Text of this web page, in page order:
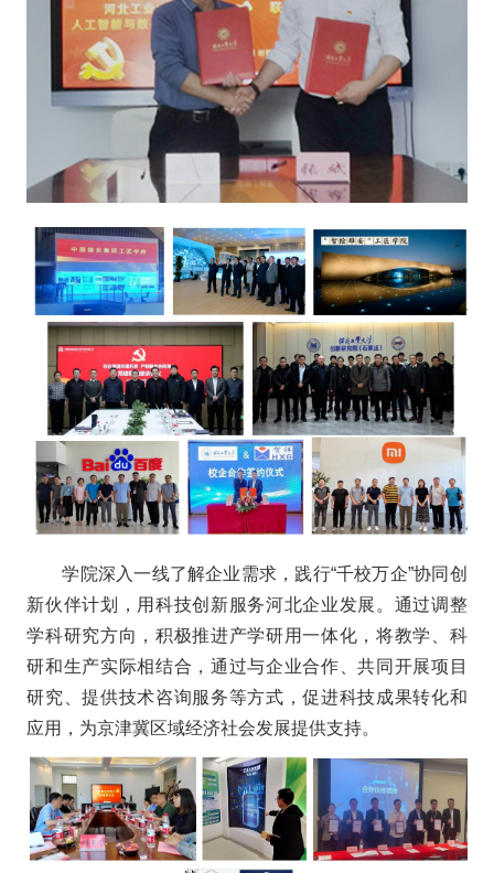
学院深入一线了解企业需求，践行“千校万企”协同创
新伙伴计划，用科技创新服务河北企业发展。通过调整
学科研究方向，积极推进产学研用一体化，将教学、科
研和生产实际相结合，通过与企业合作、共同开展项目
研究、提供技术咨询服务等方式，促进科技成果转化和
应用，为京津冀区域经济社会发展提供支持。